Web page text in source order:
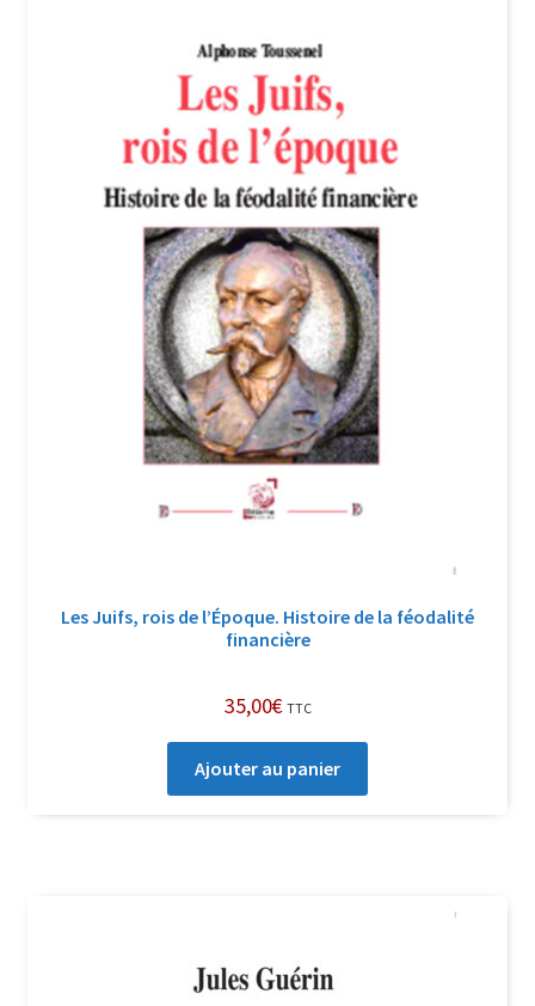
Les Juifs, rois de l’Époque. Histoire de la féodalité
financière
35,00€ TTC
Ajouter au panier